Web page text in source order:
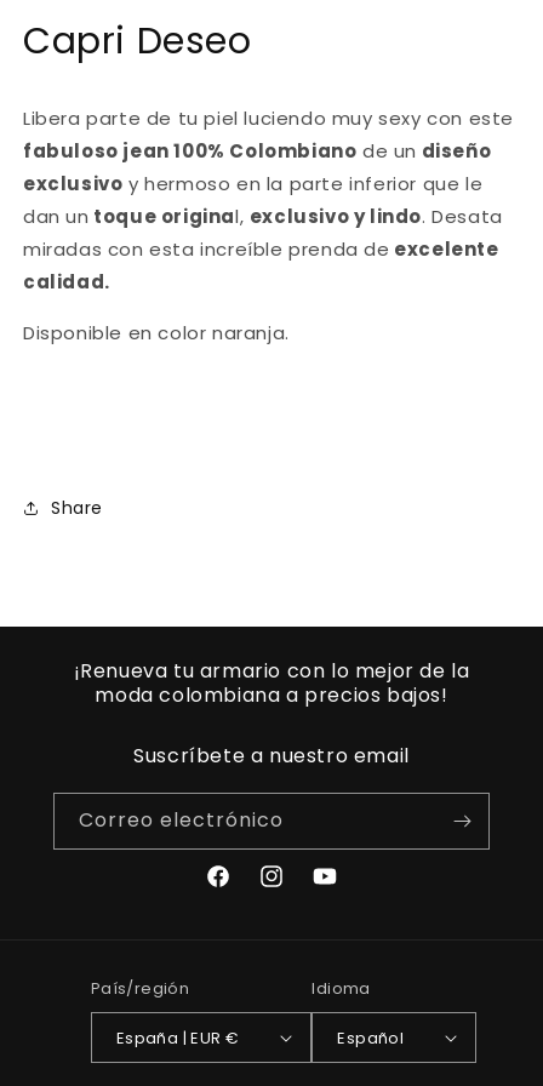
Capri Deseo
Libera parte de tu piel luciendo muy sexy con este
fabuloso jean 100% Colombiano de un diseño
exclusivo y hermoso en la parte inferior que le
dan un toque original, exclusivo y lindo. Desata
miradas con esta increíble prenda de excelente
calidad.
Disponible en color naranja.
Share
¡Renueva tu armario con lo mejor de la
moda colombiana a precios bajos!
Suscríbete a nuestro email
Correo electrónico
FacebookInstagramYouTube
País/región
España | EUR €
Idioma
Español